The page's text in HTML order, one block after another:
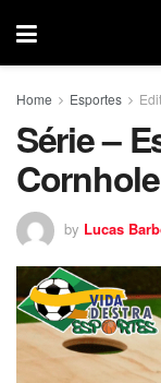
Home Esportes
Série –
Cornhole
by Lucas